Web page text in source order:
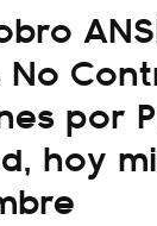
No
por
hoy